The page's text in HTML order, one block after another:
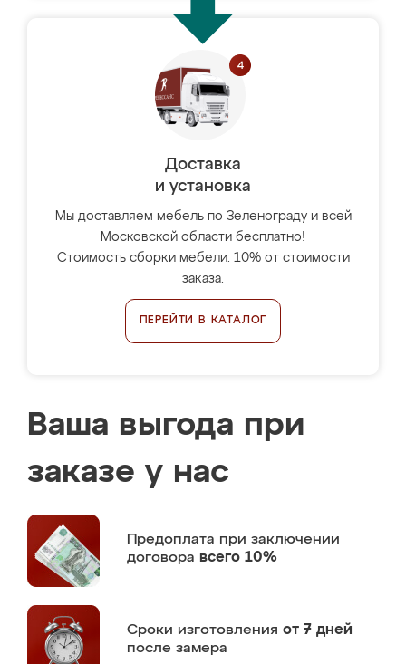
Доставка
и установка
Мы доставляем мебель по Зеленограду и всей
Московской области бесплатно!
Стоимость сборки мебели: 10% от стоимости
заказа.
ПЕРЕЙТИ В КАТАЛОГ
Ваша выгода при
заказе у нас
Предоплата при заключении
договора всего 10%
Сроки изготовления от 7 дней
после замера